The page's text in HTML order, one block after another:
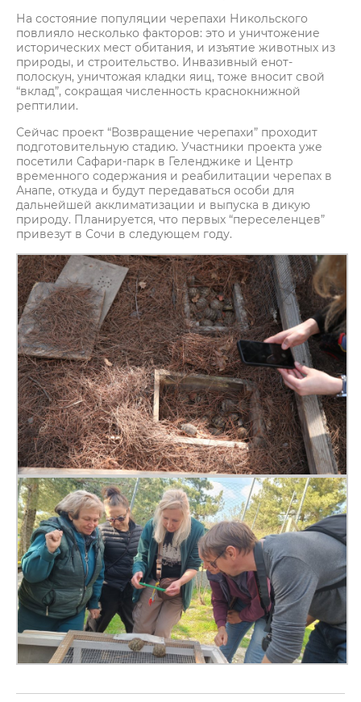
На состояние популяции черепахи Никольского
повлияло несколько факторов: это и уничтожение
исторических мест обитания, и изъятие животных из
природы, и строительство. Инвазивный енот-
полоскун, уничтожая кладки яиц, тоже вносит свой
“вклад”, сокращая численность краснокнижной
рептилии.
Сейчас проект “Возвращение черепахи” проходит
подготовительную стадию. Участники проекта уже
посетили Сафари-парк в Геленджике и Центр
временного содержания и реабилитации черепах в
Анапе, откуда и будут передаваться особи для
дальнейшей акклиматизации и выпуска в дикую
природу. Планируется, что первых “переселенцев”
привезут в Сочи в следующем году.